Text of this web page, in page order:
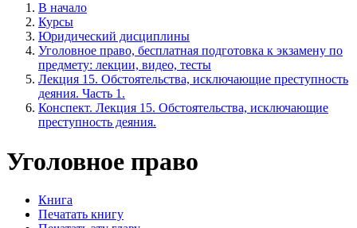
В начало
Курсы
Юридический дисциплины
Уголовное право, бесплатная подготовка к экзамену по
предмету: лекции, видео, тесты
Лекция 15. Обстоятельства, исключающие преступность
деяния. Часть 1.
Конспект. Лекция 15. Обстоятельства, исключающие
преступность деяния.
Уголовное право
Книга
Печатать книгу